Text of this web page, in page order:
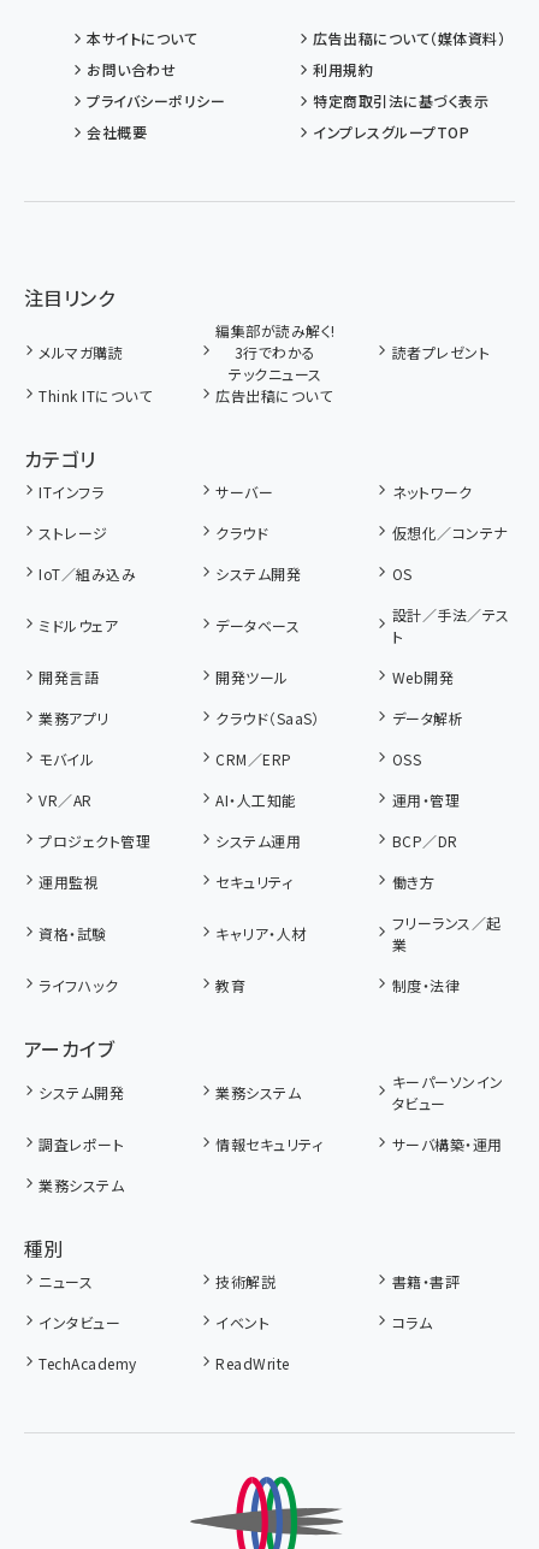
本サイトについて
広告出稿について（媒体資料）
お問い合わせ
利用規約
プライバシーポリシー
特定商取引法に基づく表示
会社概要
インプレスグループTOP
注目リンク
メルマガ購読
編集部が読み解く!
3行でわかる
テックニュース
読者プレゼント
Think ITについて 広告出稿について
カテゴリ
ITインフラ サーバー
ネットワーク
ストレージ
クラウド
仮想化／コンテナ
IoT／組み込み
システム開発 OS
ミドルウェア データベース
設計／手法／テス
ト
開発言語
開発ツール
Web開発
業務アプリ
クラウド（SaaS）
データ解析
モバイル
CRM／ERP
OSS
VR／AR
AI・人工知能
運用・管理
プロジェクト管理
システム運用
BCP／DR
運用監視
セキュリティ 働き方
資格・試験 キャリア・人材
フリーランス／起
業
ライフハック
教育 制度・法律
アーカイブ
システム開発 業務システム
キーパーソンイン
タビュー
調査レポート
情報セキュリティ
サーバ構築・運用
業務システム
種別
ニュース 技術解説
書籍・書評
インタビュー
イベント
コラム
TechAcademy
ReadWrite